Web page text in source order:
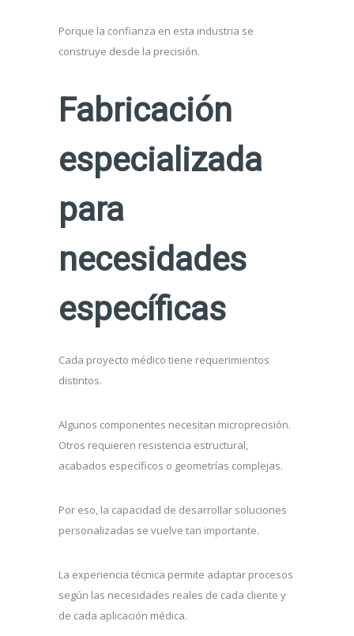
Porque la confianza en esta industria se
construye desde la precisión.
Fabricación
especializada
para
necesidades
específicas
Cada proyecto médico tiene requerimientos
distintos.
Algunos componentes necesitan microprecisión.
Otros requieren resistencia estructural,
acabados específicos o geometrías complejas.
Por eso, la capacidad de desarrollar soluciones
personalizadas se vuelve tan importante.
La experiencia técnica permite adaptar procesos
según las necesidades reales de cada cliente y
de cada aplicación médica.